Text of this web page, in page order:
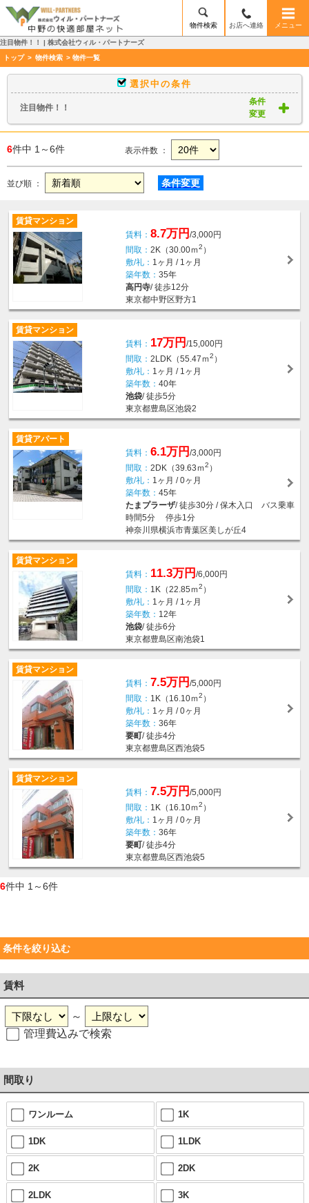
物件検索 お店へ連絡 メニュー
注目物件！！ | 株式会社ウィル・パートナーズ
トップ > 物件検索 > 物件一覧
選択中の条件
注目物件！！
条件
変更
6件中 1～6件 表示件数 ：
並び順 ： 条件変更
賃貸マンション
賃料： 8.7万円 /3,000円
間取： 2K（30.00ｍ2 ）
敷/礼： 1ヶ月 / 1ヶ月
築年数： 35年
高円寺/ 徒歩12分
東京都中野区野方1
賃貸マンション
賃料： 17万円 /15,000円
間取： 2LDK（55.47ｍ2 ）
敷/礼： 1ヶ月 / 1ヶ月
築年数： 40年
池袋/ 徒歩5分
東京都豊島区池袋2
賃貸アパート
賃料： 6.1万円 /3,000円
間取： 2DK（39.63ｍ2 ）
敷/礼： 1ヶ月 / 0ヶ月
築年数： 45年
たまプラーザ/ 徒歩30分 / 保木入口 バス乗車
時間5分 停歩1分
神奈川県横浜市青葉区美しが丘4
賃貸マンション
賃料： 11.3万円 /6,000円
間取： 1K（22.85ｍ2 ）
敷/礼： 1ヶ月 / 1ヶ月
築年数： 12年
池袋/ 徒歩6分
東京都豊島区南池袋1
賃貸マンション
賃料： 7.5万円 /5,000円
間取： 1K（16.10ｍ2 ）
敷/礼： 1ヶ月 / 0ヶ月
築年数： 36年
要町/ 徒歩4分
東京都豊島区西池袋5
賃貸マンション
賃料： 7.5万円 /5,000円
間取： 1K（16.10ｍ2 ）
敷/礼： 1ヶ月 / 0ヶ月
築年数： 36年
要町/ 徒歩4分
東京都豊島区西池袋5
6件中 1～6件
条件を絞り込む
賃料
～
管理費込みで検索
間取り
ワンルーム 1K
1DK 1LDK
2K 2DK
2LDK 3K